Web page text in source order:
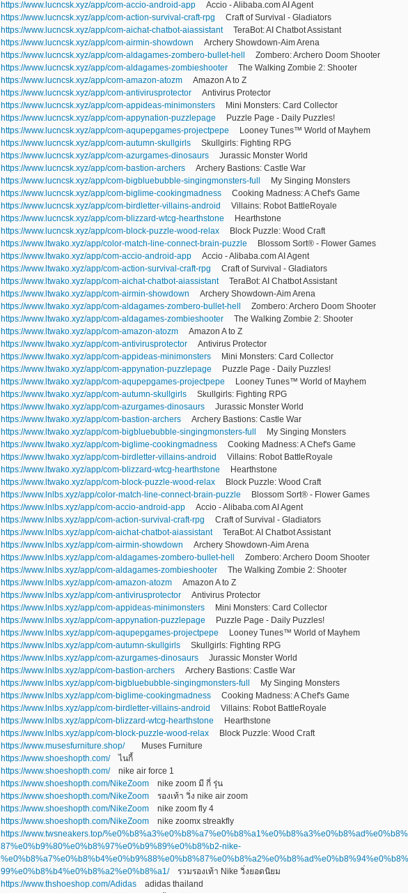
https://www.lucncsk.xyz/app/com-accio-android-app Accio - Alibaba.com AI Agent
https://www.lucncsk.xyz/app/com-action-survival-craft-rpg Craft of Survival - Gladiators
https://www.lucncsk.xyz/app/com-aichat-chatbot-aiassistantTeraBot: AI Chatbot Assistant
https://www.lucncsk.xyz/app/com-airmin-showdown Archery Showdown-Aim Arena
https://www.lucncsk.xyz/app/com-aldagames-zombero-bullet-hell Zombero: Archero Doom Shooter
https://www.lucncsk.xyz/app/com-aldagames-zombieshooter The Walking Zombie 2: Shooter
https://www.lucncsk.xyz/app/com-amazon-atozm Amazon A to Z
https://www.lucncsk.xyz/app/com-antivirusprotector Antivirus Protector
https://www.lucncsk.xyz/app/com-appideas-minimonsters Mini Monsters: Card Collector
https://www.lucncsk.xyz/app/com-appynation-puzzlepage Puzzle Page - Daily Puzzles!
https://www.lucncsk.xyz/app/com-aqupepgames-projectpepe Looney Tunes™ World of Mayhem
https://www.lucncsk.xyz/app/com-autumn-skullgirls Skullgirls: Fighting RPG
https://www.lucncsk.xyz/app/com-azurgames-dinosaurs Jurassic Monster World
https://www.lucncsk.xyz/app/com-bastion-archers Archery Bastions: Castle War
https://www.lucncsk.xyz/app/com-bigbluebubble-singingmonsters-full My Singing Monsters
https://www.lucncsk.xyz/app/com-biglime-cookingmadness Cooking Madness: A Chef's Game
https://www.lucncsk.xyz/app/com-birdletter-villains-android Villains: Robot BattleRoyale
https://www.lucncsk.xyz/app/com-blizzard-wtcg-hearthstone Hearthstone
https://www.lucncsk.xyz/app/com-block-puzzle-wood-relax Block Puzzle: Wood Craft
https://www.ltwako.xyz/app/color-match-line-connect-brain-puzzle Blossom Sort® - Flower Games
https://www.ltwako.xyz/app/com-accio-android-app Accio - Alibaba.com AI Agent
https://www.ltwako.xyz/app/com-action-survival-craft-rpg Craft of Survival - Gladiators
https://www.ltwako.xyz/app/com-aichat-chatbot-aiassistantTeraBot: AI Chatbot Assistant
https://www.ltwako.xyz/app/com-airmin-showdown Archery Showdown-Aim Arena
https://www.ltwako.xyz/app/com-aldagames-zombero-bullet-hell Zombero: Archero Doom Shooter
https://www.ltwako.xyz/app/com-aldagames-zombieshooter The Walking Zombie 2: Shooter
https://www.ltwako.xyz/app/com-amazon-atozm Amazon A to Z
https://www.ltwako.xyz/app/com-antivirusprotector Antivirus Protector
https://www.ltwako.xyz/app/com-appideas-minimonsters Mini Monsters: Card Collector
https://www.ltwako.xyz/app/com-appynation-puzzlepage Puzzle Page - Daily Puzzles!
https://www.ltwako.xyz/app/com-aqupepgames-projectpepe Looney Tunes™ World of Mayhem
https://www.ltwako.xyz/app/com-autumn-skullgirls Skullgirls: Fighting RPG
https://www.ltwako.xyz/app/com-azurgames-dinosaurs Jurassic Monster World
https://www.ltwako.xyz/app/com-bastion-archers Archery Bastions: Castle War
https://www.ltwako.xyz/app/com-bigbluebubble-singingmonsters-full My Singing Monsters
https://www.ltwako.xyz/app/com-biglime-cookingmadness Cooking Madness: A Chef's Game
https://www.ltwako.xyz/app/com-birdletter-villains-android Villains: Robot BattleRoyale
https://www.ltwako.xyz/app/com-blizzard-wtcg-hearthstone Hearthstone
https://www.ltwako.xyz/app/com-block-puzzle-wood-relax Block Puzzle: Wood Craft
https://www.lnlbs.xyz/app/color-match-line-connect-brain-puzzle Blossom Sort® - Flower Games
https://www.lnlbs.xyz/app/com-accio-android-app Accio - Alibaba.com AI Agent
https://www.lnlbs.xyz/app/com-action-survival-craft-rpg Craft of Survival - Gladiators
https://www.lnlbs.xyz/app/com-aichat-chatbot-aiassistantTeraBot: AI Chatbot Assistant
https://www.lnlbs.xyz/app/com-airmin-showdown Archery Showdown-Aim Arena
https://www.lnlbs.xyz/app/com-aldagames-zombero-bullet-hell Zombero: Archero Doom Shooter
https://www.lnlbs.xyz/app/com-aldagames-zombieshooter The Walking Zombie 2: Shooter
https://www.lnlbs.xyz/app/com-amazon-atozm Amazon A to Z
https://www.lnlbs.xyz/app/com-antivirusprotector Antivirus Protector
https://www.lnlbs.xyz/app/com-appideas-minimonsters Mini Monsters: Card Collector
https://www.lnlbs.xyz/app/com-appynation-puzzlepage Puzzle Page - Daily Puzzles!
https://www.lnlbs.xyz/app/com-aqupepgames-projectpepe Looney Tunes™ World of Mayhem
https://www.lnlbs.xyz/app/com-autumn-skullgirls Skullgirls: Fighting RPG
https://www.lnlbs.xyz/app/com-azurgames-dinosaurs Jurassic Monster World
https://www.lnlbs.xyz/app/com-bastion-archers Archery Bastions: Castle War
https://www.lnlbs.xyz/app/com-bigbluebubble-singingmonsters-full My Singing Monsters
https://www.lnlbs.xyz/app/com-biglime-cookingmadness Cooking Madness: A Chef's Game
https://www.lnlbs.xyz/app/com-birdletter-villains-android Villains: Robot BattleRoyale
https://www.lnlbs.xyz/app/com-blizzard-wtcg-hearthstone Hearthstone
https://www.lnlbs.xyz/app/com-block-puzzle-wood-relax Block Puzzle: Wood Craft
https://www.musesfurniture.shop/Muses Furniture
https://www.shoeshopth.com/ไนกี้
https://www.shoeshopth.com/nike air force 1
https://www.shoeshopth.com/NikeZoom nike zoom มี กี่ รุ่น
https://www.shoeshopth.com/NikeZoom รองเท้า วิ่ง nike air zoom
https://www.shoeshopth.com/NikeZoom nike zoom fly 4
https://www.shoeshopth.com/NikeZoom nike zoomx streakfly
https://www.twsneakers.top/%e0%b8%a3%e0%b8%a7%e0%b8%a1%e0%b8%a3%e0%b8%ad%e0%b8%
87%e0%b9%80%e0%b8%97%e0%b9%89%e0%b8%b2-nike-
%e0%b8%a7%e0%b8%b4%e0%b9%88%e0%b8%87%e0%b8%a2%e0%b8%ad%e0%b8%94%e0%b8%
99%e0%b8%b4%e0%b8%a2%e0%b8%a1/รวมรองเท้า Nike วิ่งยอดนิยม
https://www.thshoeshop.com/Adidas adidas thailand